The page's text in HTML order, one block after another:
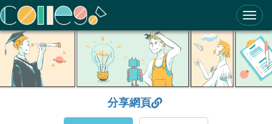
ColleGo! 大學選才與高中育才輔助系統
分享網頁